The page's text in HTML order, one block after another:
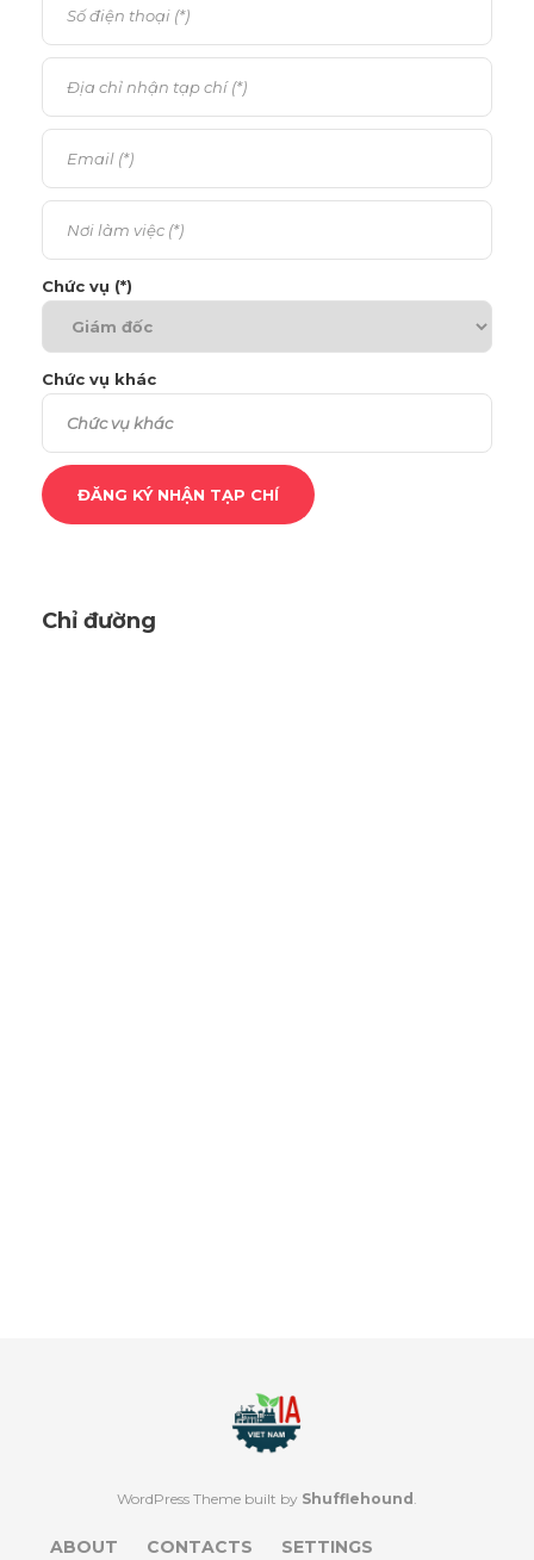
Chức vụ (*)
Chức vụ khác
Chỉ đường
WordPress Theme built by Shufflehound
ABOUT CONTACTS SETTINGS